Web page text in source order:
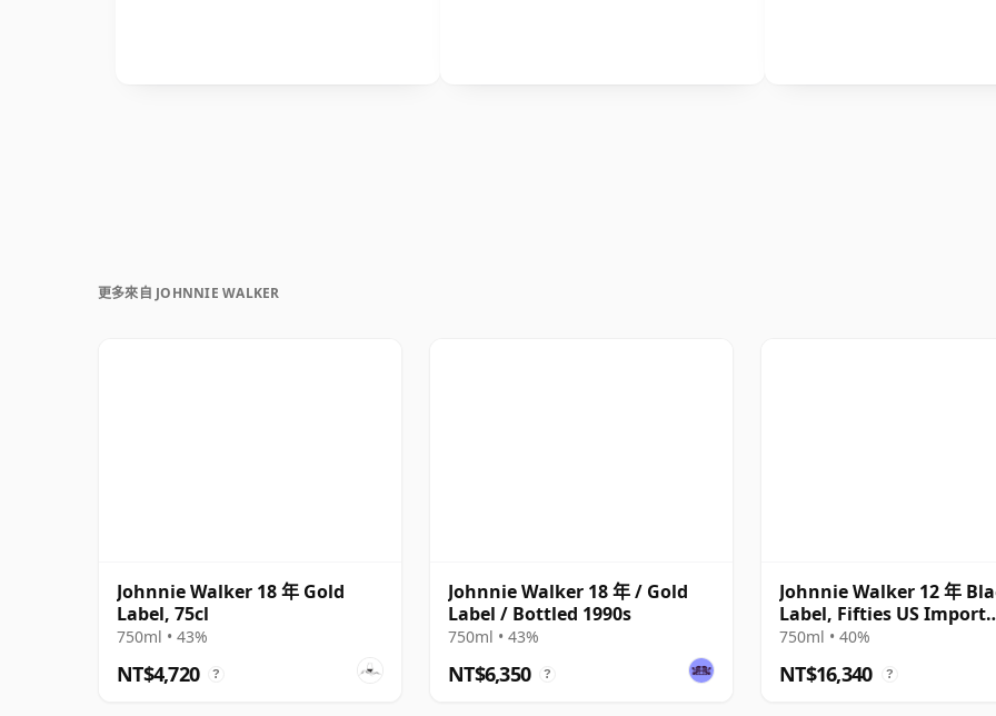
更多來自 JOHNNIE WALKER
Johnnie Walker 18 年 Gold
Label, 75cl
750ml • 43%
NT$4,720 ?
Johnnie Walker 18 年 / Gold
Label / Bottled 1990s
750ml • 43%
NT$6,350 ?
Johnnie Walker 12 年
Label, Fifties US Import
Bottling
750ml • 40%
NT$16,340 ?